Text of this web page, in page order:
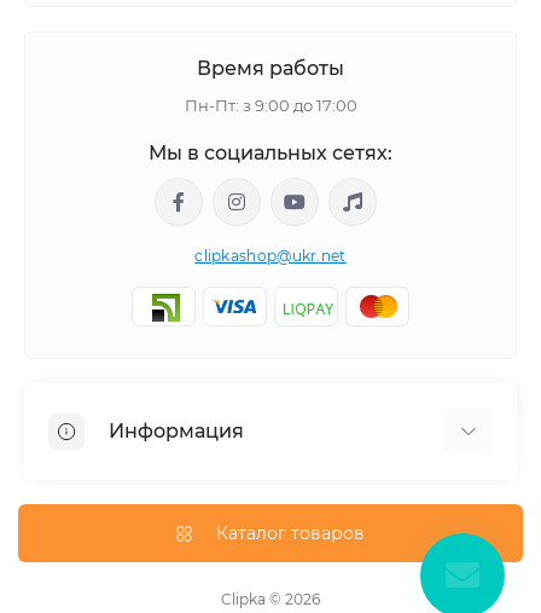
Время работы
Пн-Пт: з 9:00 до 17:00
Мы в социальных сетях:
clipkashop@ukr.net
Информация
Контакты
Каталог товаров
Clipka © 2026